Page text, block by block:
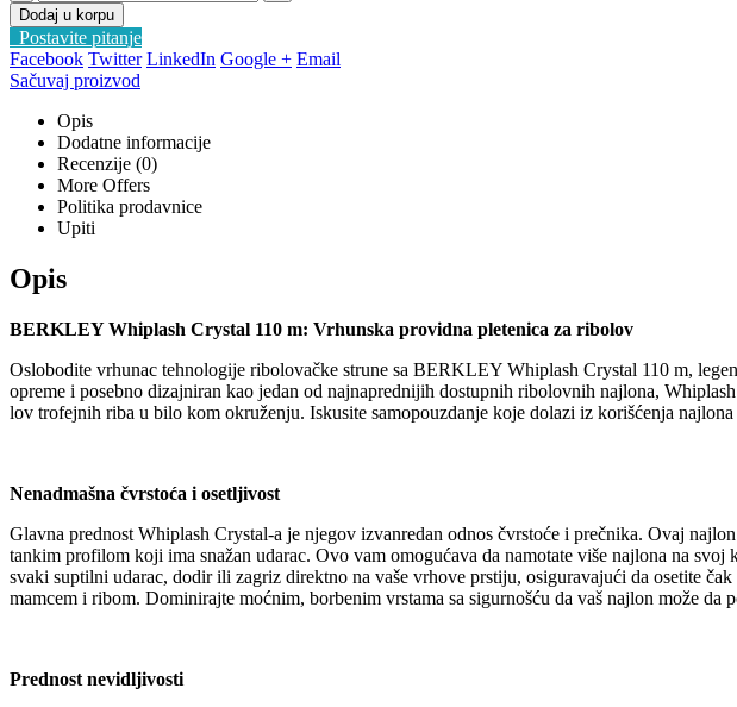
Dodaj u korpu
Postavite pitanje
Facebook Twitter LinkedIn Google + Email
Sačuvaj proizvod
Opis
Dodatne informacije
Recenzije (0)
More Offers
Politika prodavnice
Upiti
Opis
BERKLEY Whiplash Crystal 110 m: Vrhunska providna pletenica za ribolov
Oslobodite vrhunac tehnologije ribolovačke strune sa BERKLEY Whiplash Crystal 110 m,
opreme i posebno dizajniran kao jedan od najnaprednijih dostupnih ribolovnih najlona,
lov trofejnih riba u bilo kom okruženju. Iskusite samopouzdanje koje dolazi iz korišćenja
Nenadmašna čvrstoća i osetljivost
Glavna prednost Whiplash Crystal-a je njegov izvanredan odnos čvrstoće i prečnika. Ovaj
tankim profilom koji ima snažan udarac. Ovo vam omogućava da namotate više najlona na
svaki suptilni udarac, dodir ili zagriz direktno na vaše vrhove prstiju, osiguravajući da osetite
mamcem i ribom. Dominirajte moćnim, borbenim vrstama sa sigurnošću da vaš najlon može da
Prednost nevidljivosti